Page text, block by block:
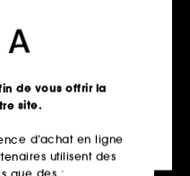
Vanilla Oud 36
de Parfum Intense
de vous offrir la
site.
d’achat en ligne
utilisent des
que des :